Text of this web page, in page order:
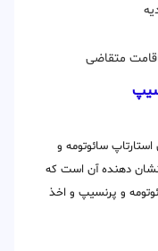
متقاضی
سائوتومه و
دهنده آن است که
و پرنسیپ و اخذ